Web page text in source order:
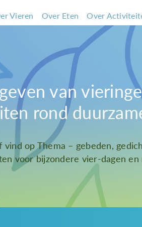
Vieren Over Eten Over
van
rond
op Thema – gebeden,
voor bijzondere vier-dagen